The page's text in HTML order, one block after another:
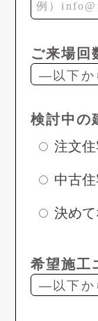
ご来場回
検討中の
注文
中古
決め
希望施工